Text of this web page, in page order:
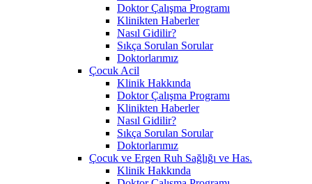
Doktor Çalışma Programı
Klinikten Haberler
Nasıl Gidilir?
Sıkça Sorulan Sorular
Doktorlarımız
Çocuk Acil
Klinik Hakkında
Doktor Çalışma Programı
Klinikten Haberler
Nasıl Gidilir?
Sıkça Sorulan Sorular
Doktorlarımız
Çocuk ve Ergen Ruh Sağlığı ve Has.
Klinik Hakkında